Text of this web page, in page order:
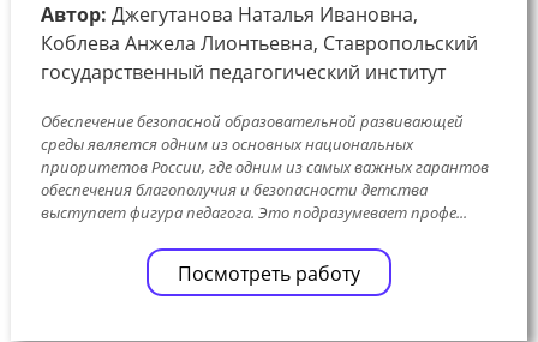
Автор: Джегутанова Наталья Ивановна,
Коблева Анжела Лионтьевна, Ставропольский
государственный педагогический институт
Обеспечение безопасной образовательной развивающей
среды является одним из основных национальных
приоритетов России, где одним из самых важных гарантов
обеспечения благополучия и безопасности детства
выступает фигура педагога. Это подразумевает профе...
Посмотреть работу